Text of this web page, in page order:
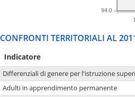
94.0
CONFRONTI TERRITORIALI AL
Indicatore
Differenziali di genere per l'istruzione
Adulti in apprendimento permanente